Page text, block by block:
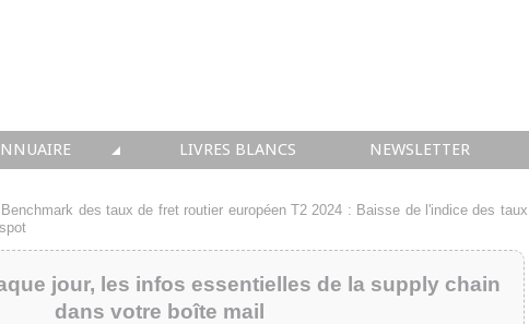
SOLUTIONS
LIVRES BLANCS NEWSLETTER
Benchmark des taux de fret routier européen T2 2024 : Baisse de l'indice des taux
jour, les infos essentielles de la supply chain
dans votre boîte mail